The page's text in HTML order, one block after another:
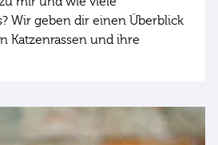
Wir geben dir einen Überblick
Katzenrassen und ihre